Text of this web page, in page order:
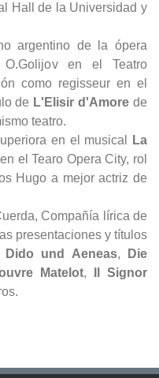
Hall de la Universidad y
argentino de la ópera
O.Golijov en el Teatro
como regisseur en el
de L'Elisir d'Amore de
teatro.
en el musical
La
el Tearo Opera City, rol
Hugo a mejor actriz de
Compañía lírica de
presentaciones y títulos
Dido und Aeneas,
Die
Matelot,
Il Signor